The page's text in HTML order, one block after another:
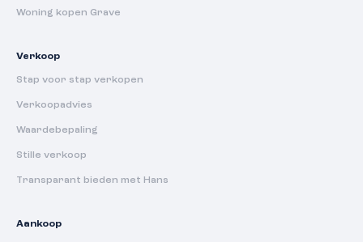
Woning kopen Grave
Verkoop
Stap voor stap verkopen
Verkoopadvies
Waardebepaling
Stille verkoop
Transparant bieden met Hans
Aankoop